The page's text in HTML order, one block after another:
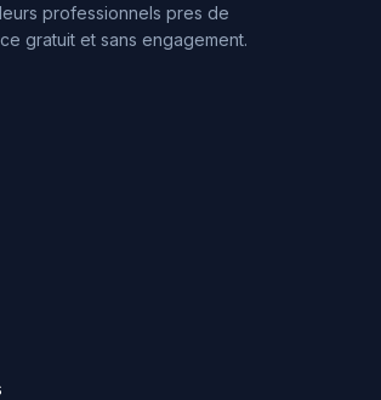
professionnels pres de
gratuit et sans engagement.